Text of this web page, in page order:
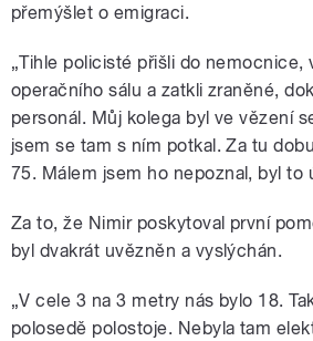
přemýšlet o emigraci.
„Tihle policisté přišli do nemocnice,
operačního sálu a zatkli zraněné,
personál. Můj kolega byl ve vězení
jsem se tam s ním potkal. Za tu
75. Málem jsem ho nepoznal, byl to
Za to, že Nimir poskytoval první
byl dvakrát uvězněn a vyslýchán.
„V cele 3 na 3 metry nás bylo 18.
polosedě polostoje. Nebyla tam